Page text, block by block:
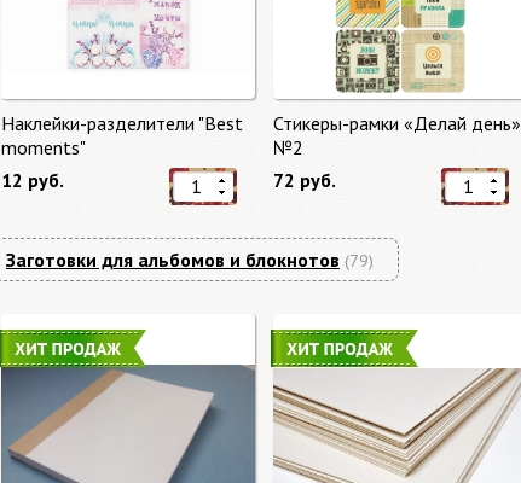
Наклейки-разделители "Best
moments"
12 руб.
Стикеры-рамки «Делай день»
№2
72 руб.
Заготовки для альбомов и блокнотов (79)